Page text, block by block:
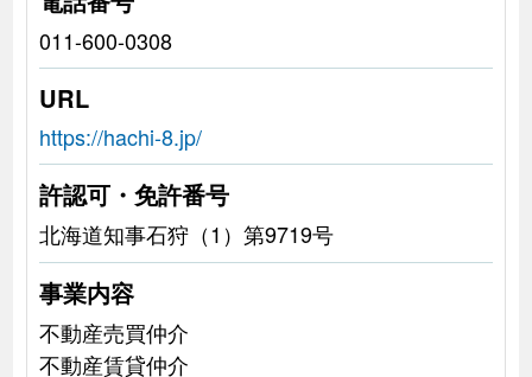
011-600-0308
URL
https://hachi-8.jp/
許認可・免許番号
北海道知事石狩（1）第9719号
事業内容
不動産売買仲介
不動産賃貸仲介